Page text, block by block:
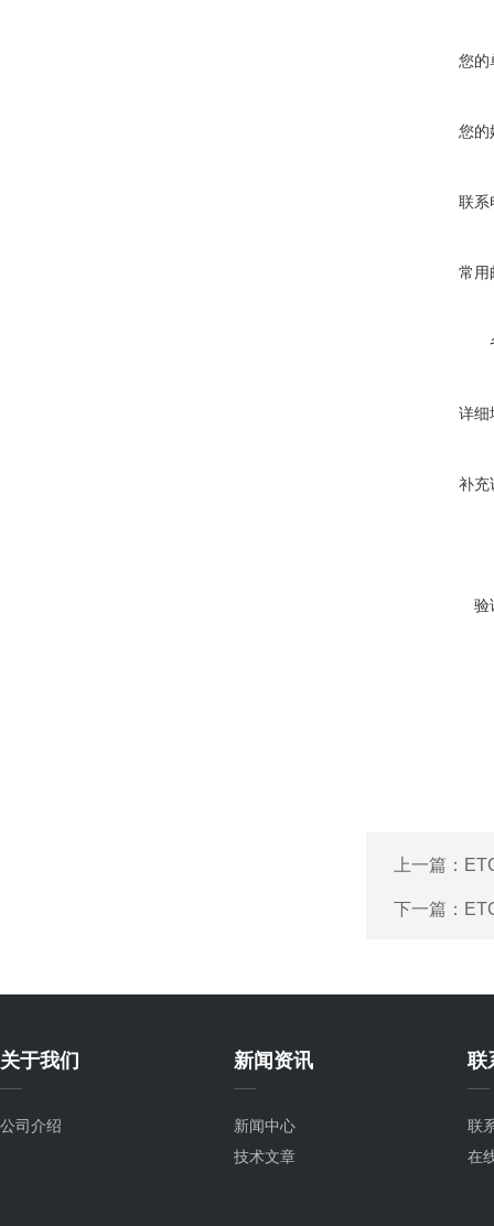
您的
您的
联系
常用
详细
补充
验
上一篇：
下一篇：
关于我们
公司介绍
新闻资讯
新闻中心
技术文章
联
联
在